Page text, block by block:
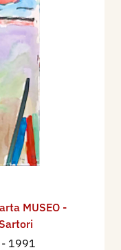
MUSEO -
- 1991